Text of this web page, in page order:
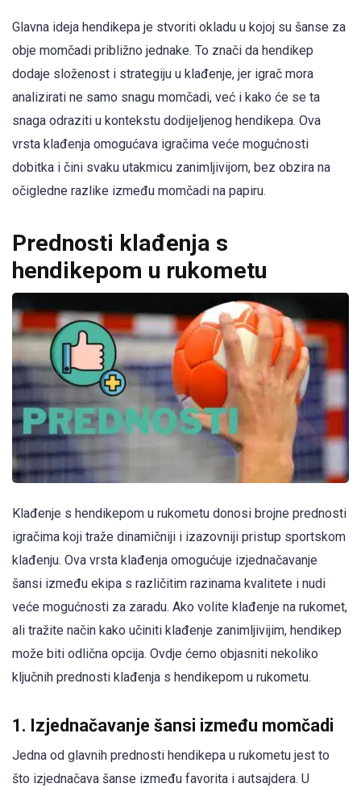
Glavna ideja hendikepa je stvoriti okladu u kojoj su šanse za
obje momčadi približno jednake. To znači da hendikep
dodaje složenost i strategiju u klađenje, jer igrač mora
analizirati ne samo snagu momčadi, već i kako će se ta
snaga odraziti u kontekstu dodijeljenog hendikepa. Ova
vrsta klađenja omogućava igračima veće mogućnosti
dobitka i čini svaku utakmicu zanimljivijom, bez obzira na
očigledne razlike između momčadi na papiru.
Prednosti klađenja s
hendikepom u rukometu
Klađenje s hendikepom u rukometu donosi brojne prednosti
igračima koji traže dinamičniji i izazovniji pristup sportskom
klađenju. Ova vrsta klađenja omogućuje izjednačavanje
šansi između ekipa s različitim razinama kvalitete i nudi
veće mogućnosti za zaradu. Ako volite klađenje na rukomet,
ali tražite način kako učiniti klađenje zanimljivijim, hendikep
može biti odlična opcija. Ovdje ćemo objasniti nekoliko
ključnih prednosti klađenja s hendikepom u rukometu.
1. Izjednačavanje šansi između momčadi
Jedna od glavnih prednosti hendikepa u rukometu jest to
što izjednačava šanse između favorita i autsajdera. U